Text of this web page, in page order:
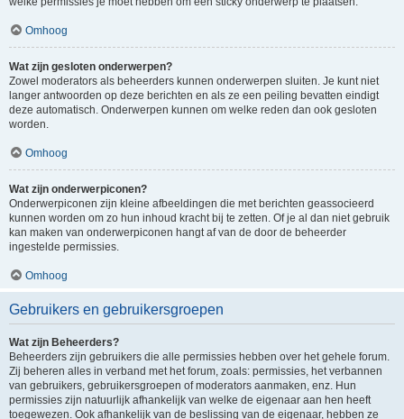
Omhoog
Wat zijn gesloten onderwerpen?
Zowel moderators als beheerders kunnen onderwerpen sluiten. Je kunt niet
langer antwoorden op deze berichten en als ze een peiling bevatten eindigt
deze automatisch. Onderwerpen kunnen om welke reden dan ook gesloten
worden.
Omhoog
Wat zijn onderwerpiconen?
Onderwerpiconen zijn kleine afbeeldingen die met berichten geassocieerd
kunnen worden om zo hun inhoud kracht bij te zetten. Of je al dan niet gebruik
kan maken van onderwerpiconen hangt af van de door de beheerder
ingestelde permissies.
Omhoog
Gebruikers en gebruikersgroepen
Wat zijn Beheerders?
Beheerders zijn gebruikers die alle permissies hebben over het gehele forum.
Zij beheren alles in verband met het forum, zoals: permissies, het verbannen
van gebruikers, gebruikersgroepen of moderators aanmaken, enz. Hun
permissies zijn natuurlijk afhankelijk van welke de eigenaar aan hen heeft
toegewezen. Ook afhankelijk van de beslissing van de eigenaar, hebben ze